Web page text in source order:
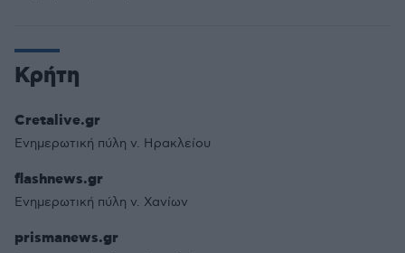
Κρήτη
Cretalive.gr
Ενημερωτική πύλη ν. Ηρακλείου
flashnews.gr
Ενημερωτική πύλη ν. Χανίων
prismanews.gr